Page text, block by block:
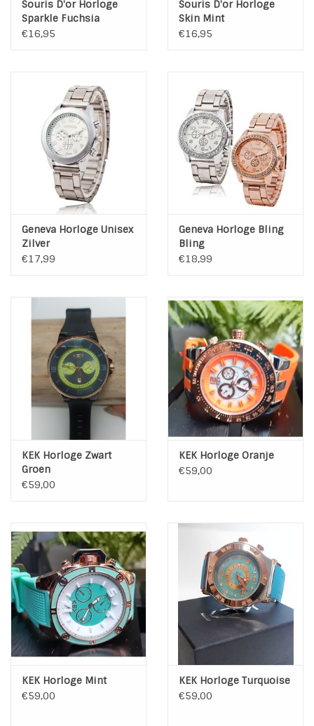
Charmin*s
LIFESTYLE PRODUCTEN
INSPIRATIE
Souris D'or Horloge
Sparkle Fuchsia
€16,95
Souris D'or Horloge
Skin Mint
€16,95
Geneva Horloge Unisex
Zilver
€17,99
Geneva Horloge Bling
Bling
€18,99
KEK Horloge Zwart
Groen
€59,00
KEK Horloge Oranje
€59,00
KEK Horloge Mint
€59,00
KEK Horloge Turquoise
€59,00